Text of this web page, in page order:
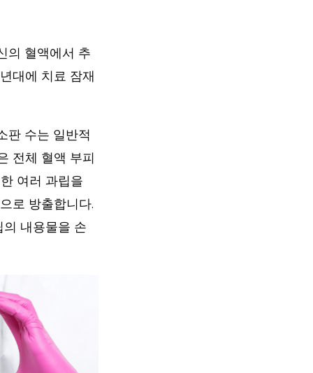
의 혈액에서 추
대에 치료 잠재
판 수는 일반적
전체 혈액 부피
여러 과립을
로 방출합니다.
내용물을 손